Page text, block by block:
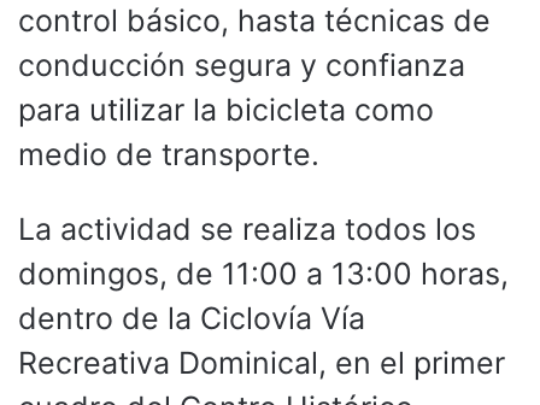
control básico, hasta técnicas de
conducción segura y confianza
para utilizar la bicicleta como
medio de transporte.
La actividad se realiza todos los
domingos, de 11:00 a 13:00 horas,
dentro de la Ciclovía Vía
Recreativa Dominical, en el primer